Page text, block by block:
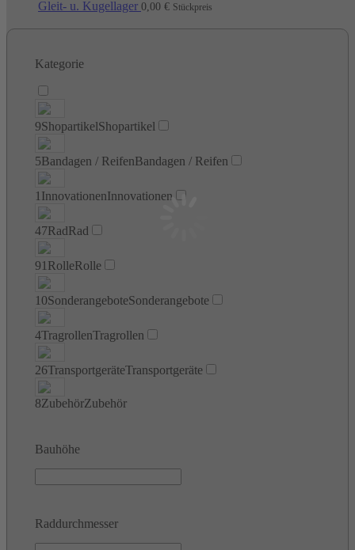
Gleit- u. Kugellager 0,00 € Stückpreis
Kategorie
9ShopartikelShopartikel
5Bandagen / ReifenBandagen / Reifen
1 InnovationenInnovationen
47RadRad
91 RolleRolle
10SonderangeboteSonderangebote
4TragrollenTragrollen
26TransportgeräteTransportgeräte
8ZubehörZubehör
Bauhöhe
Raddurchmesser